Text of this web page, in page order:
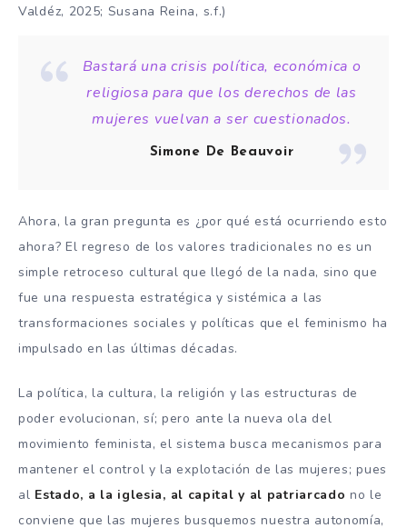
Valdéz, 2025; Susana Reina, s.f.)
Bastará una crisis política, económica o
religiosa para que los derechos de las
mujeres vuelvan a ser cuestionados.
Simone De Beauvoir
Ahora, la gran pregunta es ¿por qué está ocurriendo esto
ahora? El regreso de los valores tradicionales no es un
simple retroceso cultural que llegó de la nada, sino que
fue una respuesta estratégica y sistémica a las
transformaciones sociales y políticas que el feminismo ha
impulsado en las últimas décadas.
La política, la cultura, la religión y las estructuras de
poder evolucionan, sí; pero ante la nueva ola del
movimiento feminista, el sistema busca mecanismos para
mantener el control y la explotación de las mujeres; pues
al Estado, a la iglesia, al capital y al patriarcado no le
conviene que las mujeres busquemos nuestra autonomía,